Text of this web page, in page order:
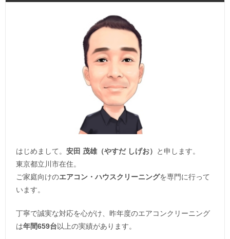
はじめまして。 安田 茂雄（やすだ しげお）
と申します。
東京都立川市在住。
ご家庭向けのエアコン・ハウスクリーニングを専門に行って
います。
丁寧で誠実な対応を心がけ、昨年度のエアコンクリーニング
は年間659台以上の実績があります。